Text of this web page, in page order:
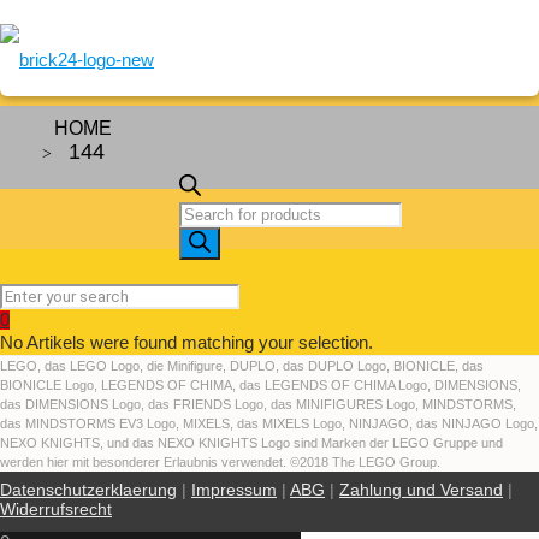
Artikels
search
0
HOME
144
No Artikels were found matching your selection.
LEGO, das LEGO Logo, die Minifigure, DUPLO, das DUPLO Logo, BIONICLE, das
BIONICLE Logo, LEGENDS OF CHIMA, das LEGENDS OF CHIMA Logo, DIMENSIONS,
das DIMENSIONS Logo, das FRIENDS Logo, das MINIFIGURES Logo, MINDSTORMS,
das MINDSTORMS EV3 Logo, MIXELS, das MIXELS Logo, NINJAGO, das NINJAGO Logo,
NEXO KNIGHTS, und das NEXO KNIGHTS Logo sind Marken der LEGO Gruppe und
werden hier mit besonderer Erlaubnis verwendet. ©2018 The LEGO Group.
Datenschutzerklaerung | Impressum | ABG | Zahlung und Versand |
Widerrufsrecht